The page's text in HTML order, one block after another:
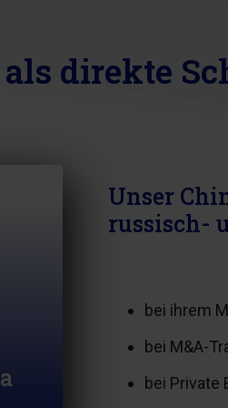
als direkte
Unser
russisch-
bei ihrem
bei M&A-
bei Private